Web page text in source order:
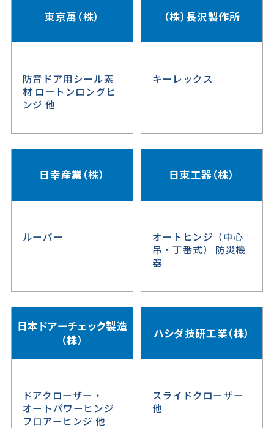
東京萬（株）
防音ドア用シール素
材 ロートンロングヒ
ンジ 他
（株）長沢製作所
キーレックス
日幸産業（株）
ルーバー
日東工器（株）
オートヒンジ（中心
吊・丁番式） 防災機
器
日本ドアーチェック製造
（株）
ドアクローザー・
オートパワーヒンジ
フロアーヒンジ 他
ハシダ技研工業（株）
スライドクローザー
他